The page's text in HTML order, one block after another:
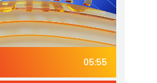
05:55